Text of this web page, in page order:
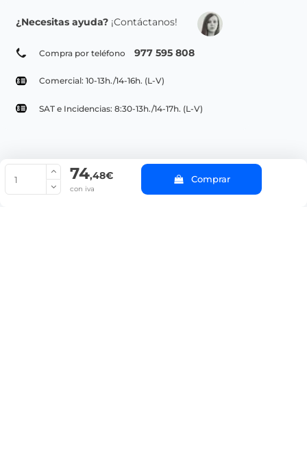
74,48€
con iva
Comprar
¿Necesitas ayuda? ¡Contáctanos!
Compra por teléfono 977 595 808
Comercial: 10-13h./14-16h. (L-V)
SAT e Incidencias: 8:30-13h./14-17h. (L-V)
© Copyright 2022 PepeBar.com |
Aviso legal y
Condiciones generales de compra |
Blog